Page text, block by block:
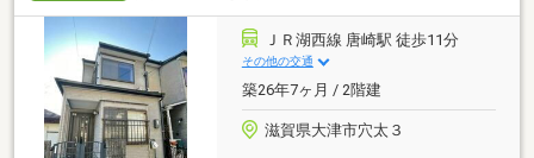
ＪＲ湖西線 唐崎駅 徒歩11分
その他の交通
築26年7ヶ月 / 2階建
滋賀県大津市穴太３